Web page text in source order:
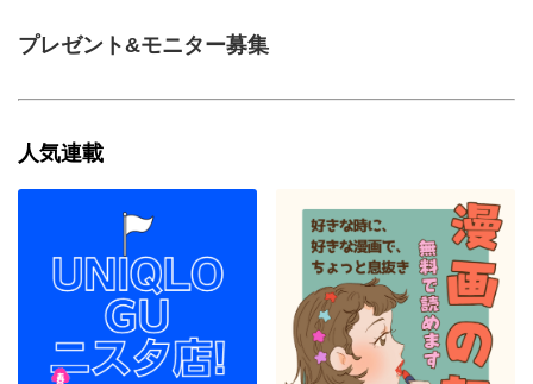
プレゼント&モニター募集
人気連載